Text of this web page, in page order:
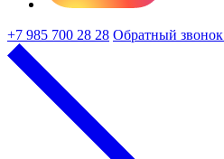
+7 985 700 28 28 Обратный звонок